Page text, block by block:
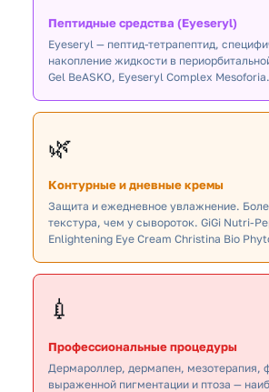
Пептидные средства (Eyeseryl)
Eyeseryl — пептид-тетрапептид,
накопление жидкости в
Gel BeASKO, Eyeseryl Complex Mesoforia.
🌿
Контурные и дневные кремы
Защита и ежедневное увлажнение.
текстура, чем у сывороток. GiGi Nutri-
Enlightening Eye Cream Christina Bio
💉
Профессиональные процедуры
Дермароллер, дермапен, мезотерапия,
выраженной пигментации и птоза —